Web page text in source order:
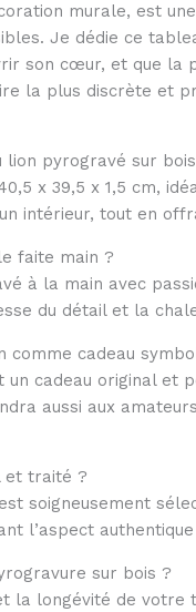
murale, est
Je dédie ce
son cœur, et que la
la plus discrète et
pyrogravé sur
x 39,5 x 1,5 cm,
intérieur, tout en
faite main ?
à la main avec
du détail et la
cadeau
cadeau original et
aussi aux
et traité ?
soigneusement
l’aspect
sur bois ?
longévité de votre